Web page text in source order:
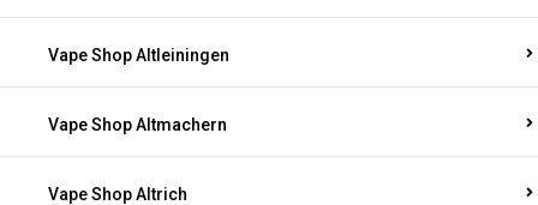
Vape Shop Altleiningen
Vape Shop Altmachern
Vape Shop Altrich